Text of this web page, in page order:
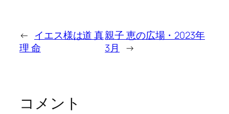
← イエス様は道 真
理 命
親子 恵の広場・2023年
3月
→
コメント